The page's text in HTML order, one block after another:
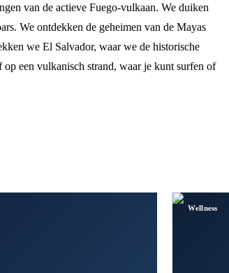
van de actieve Fuego-vulkaan. We duiken
We ontdekken de geheimen van de Mayas
we El Salvador, waar we de historische
op een vulkanisch strand, waar je kunt surfen of
Wellness